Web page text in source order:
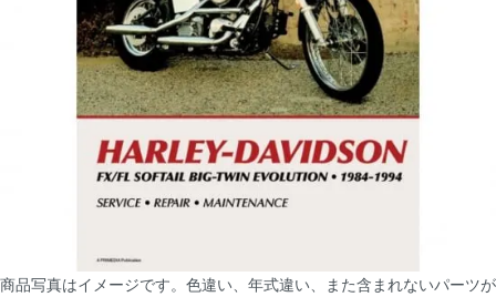
商品写真はイメージです。色違い、年式違い、また含まれないパーツが